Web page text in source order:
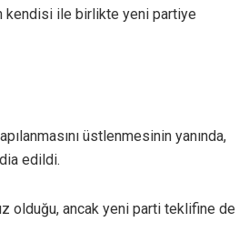
kendisi ile birlikte yeni partiye
üstlenmesinin yanında,
edildi.
olduğu, ancak yeni parti teklifine de